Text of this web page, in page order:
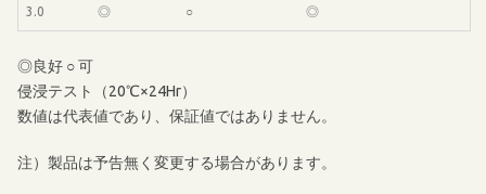
3.0 ◎ ○ ◎
◎良好 ○ 可
侵浸テスト（20℃×24Hr）
数値は代表値であり、保証値ではありません。
注）製品は予告無く変更する場合があります。